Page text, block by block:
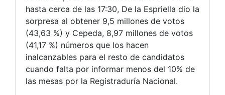
hasta cerca de las 17:30, De la Espriella dio la
sorpresa al obtener 9,5 millones de votos
(43,63 %) y Cepeda, 8,97 millones de votos
(41,17 %) números que los hacen
inalcanzables para el resto de candidatos
cuando falta por informar menos del 10% de
las mesas por la Registraduría Nacional.